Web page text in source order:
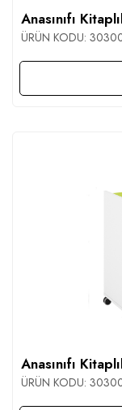
Anasınıfı
ÜRÜN KODU:
Anasınıfı
ÜRÜN KODU: